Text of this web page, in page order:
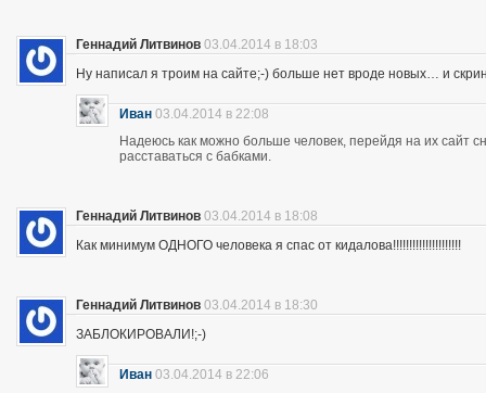
Геннадий Литвинов 03.04.2014 в 18:03
Ну написал я троим на сайте;-) больше нет вроде новых… и
Иван 03.04.2014 в 22:08
Надеюсь как можно больше человек, перейдя на их сайт
расставаться с бабками.
Геннадий Литвинов 03.04.2014 в 18:08
Как минимум ОДНОГО человека я спас от кидалова!!!!!!!!!!!!!!!!!!!!!
Геннадий Литвинов 03.04.2014 в 18:30
ЗАБЛОКИРОВАЛИ!;-)
Иван 03.04.2014 в 22:06